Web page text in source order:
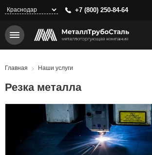
содержанию
+7 (800) 250-84-64
Строка
Главная Наши услуги
Резка металла